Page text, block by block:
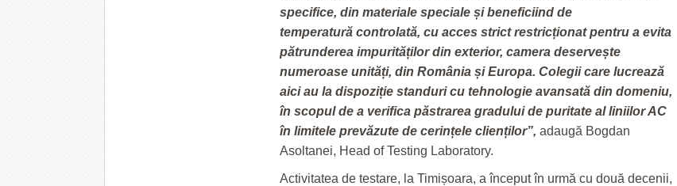
specifice, din materiale speciale și beneficiind de
temperatură controlată, cu acces strict restricționat pentru a evita
pătrunderea impurităților din exterior, camera deservește
numeroase unități, din România și Europa. Colegii care lucrează
aici au la dispoziție standuri cu tehnologie avansată din domeniu,
în scopul de a verifica păstrarea gradului de puritate al liniilor AC
în limitele prevăzute de cerințele clienților”, adaugă Bogdan
Asoltanei, Head of Testing Laboratory.
Activitatea de testare, la Timișoara, a început în urmă cu două decenii,